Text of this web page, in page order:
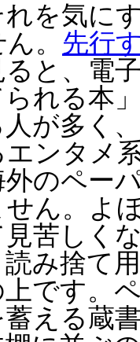
を気に
。 先行
と、電
れる本
が多く
ンタメ
のペー
ん。よ
苦しく
み捨て
です。
える蔵